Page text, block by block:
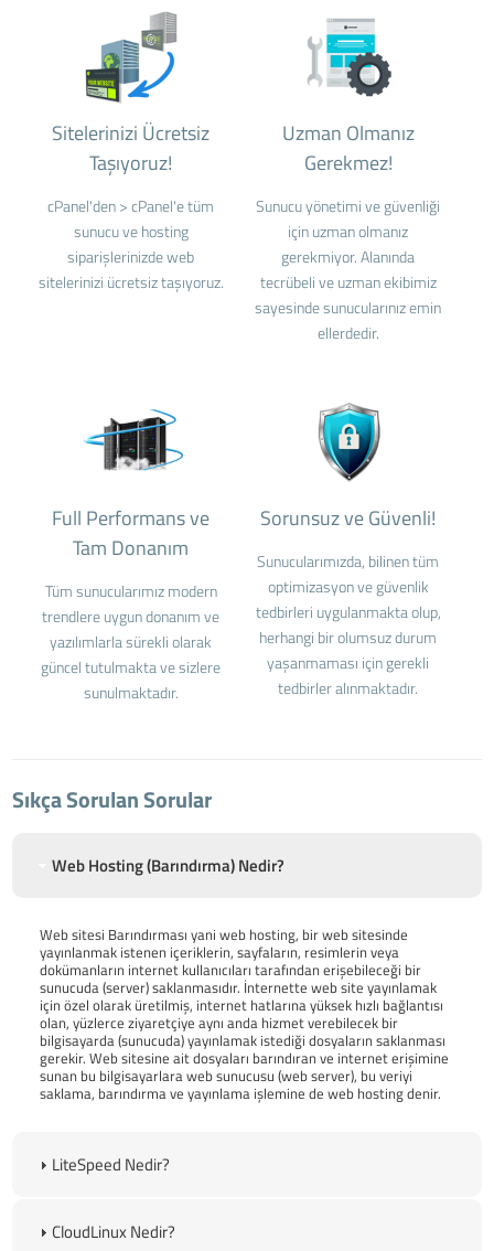
Sitelerinizi Ücretsiz
Taşıyoruz!
cPanel'den > cPanel'e tüm
sunucu ve hosting
siparişlerinizde web
sitelerinizi ücretsiz taşıyoruz.
Uzman Olmanız
Gerekmez!
Sunucu yönetimi ve güvenliği
için uzman olmanız
gerekmiyor. Alanında
tecrübeli ve uzman ekibimiz
sayesinde sunucularınız emin
ellerdedir.
Full Performans ve
Tam Donanım
Tüm sunucularımız modern
trendlere uygun donanım ve
yazılımlarla sürekli olarak
güncel tutulmakta ve sizlere
sunulmaktadır.
Sorunsuz ve Güvenli!
Sunucularımızda, bilinen tüm
optimizasyon ve güvenlik
tedbirleri uygulanmakta olup,
herhangi bir olumsuz durum
yaşanmaması için gerekli
tedbirler alınmaktadır.
Sıkça Sorulan Sorular
Web Hosting (Barındırma) Nedir?
Web sitesi Barındırması yani web hosting, bir web sitesinde
yayınlanmak istenen içeriklerin, sayfaların, resimlerin veya
dokümanların internet kullanıcıları tarafından erişebileceği bir
sunucuda (server) saklanmasıdır. İnternette web site yayınlamak
için özel olarak üretilmiş, internet hatlarına yüksek hızlı bağlantısı
olan, yüzlerce ziyaretçiye aynı anda hizmet verebilecek bir
bilgisayarda (sunucuda) yayınlamak istediği dosyaların saklanması
gerekir. Web sitesine ait dosyaları barındıran ve internet erişimine
sunan bu bilgisayarlara web sunucusu (web server), bu veriyi
saklama, barındırma ve yayınlama işlemine de web hosting denir.
LiteSpeed Nedir?
CloudLinux Nedir?